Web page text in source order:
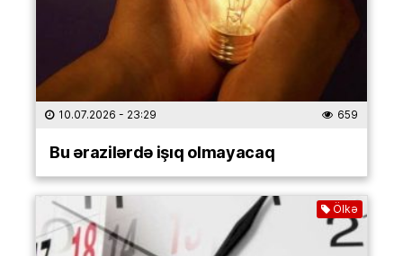
10.07.2026 - 23:29 659
Bu ərazilərdə işıq olmayacaq
Ölkə